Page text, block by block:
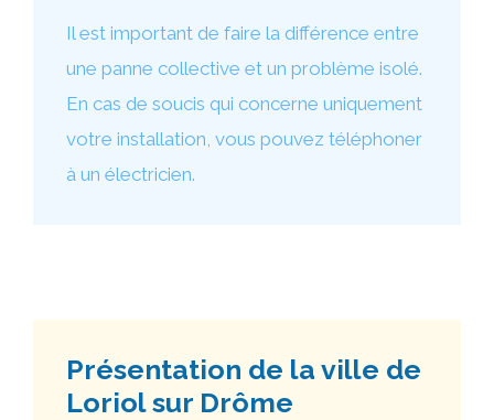
Il est important de faire la différence entre
une panne collective et un problème isolé.
En cas de soucis qui concerne uniquement
votre installation, vous pouvez téléphoner
à un électricien.
Présentation de la ville de
Loriol sur Drôme